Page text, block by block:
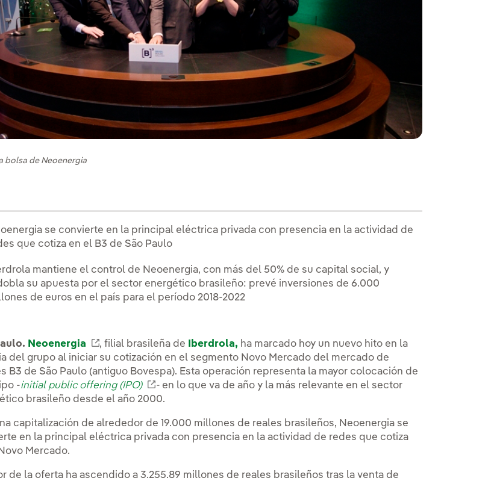
bolsa de Neoenergia
se convierte en la principal eléctrica privada con presencia en la actividad de
que cotiza en el B3 de São Paulo
mantiene el control de Neoenergia, con más del 50% de su capital social, y
su apuesta por el sector energético brasileño: prevé inversiones de 6.000
de euros en el país para el período 2018-2022
Neoenergia Enlace externo, se abre en ventana nueva.
, filial brasileña de Iberdrola, ha marcado hoy un nuevo hito en la
del grupo al iniciar su cotización en el segmento Novo Mercado del mercado de
B3 de São Paulo (antiguo Bovespa). Esta operación representa la mayor colocación de
-initial public offering (IPO) Enlace externo, se abre en ventana nueva.
- en lo que va de año y la más relevante en el sector
brasileño desde el año 2000.
capitalización de alrededor de 19.000 millones de reales brasileños, Neoenergia se
en la principal eléctrica privada con presencia en la actividad de redes que cotiza
Mercado.
de la oferta ha ascendido a 3.255,89 millones de reales brasileños tras la venta de